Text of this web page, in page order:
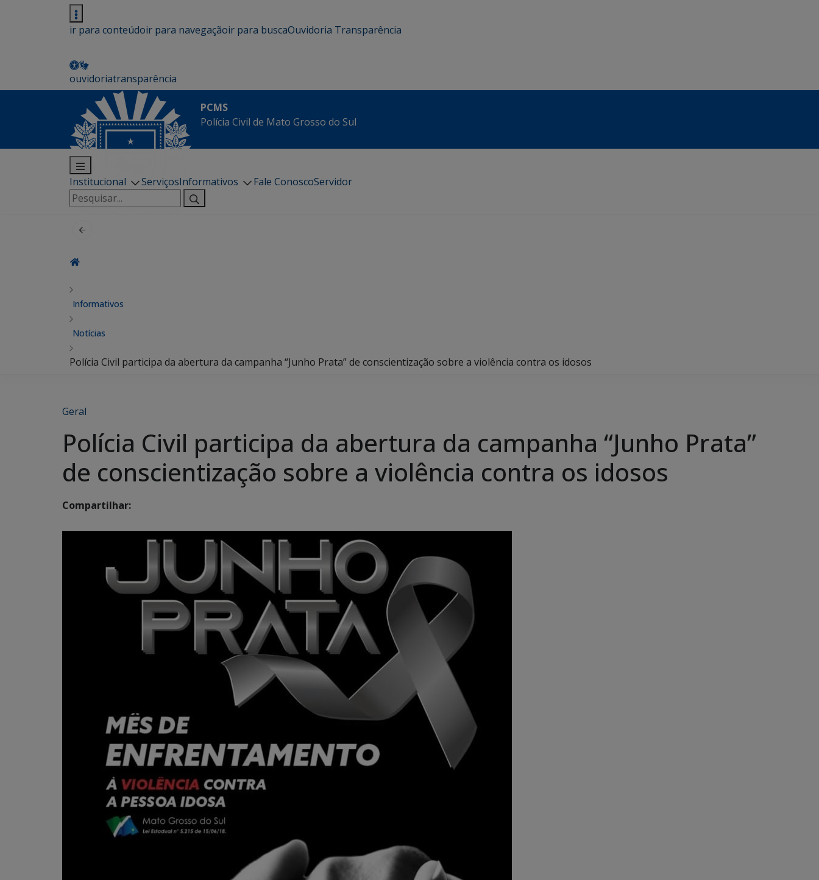
ir para conteúdoir para navegaçãoir para buscaOuvidoria Transparência
ouvidoriatransparência
PCMS
Polícia Civil de Mato Grosso do Sul
Institucional ServiçosInformativos Fale ConoscoServidor
Pesquisar
por:
Informativos
Notícias
Polícia Civil participa da abertura da campanha “Junho Prata” de conscientização sobre a violência contra os idosos
Geral
Polícia Civil participa da abertura da campanha “Junho Prata”
de conscientização sobre a violência contra os idosos
Compartilhar: